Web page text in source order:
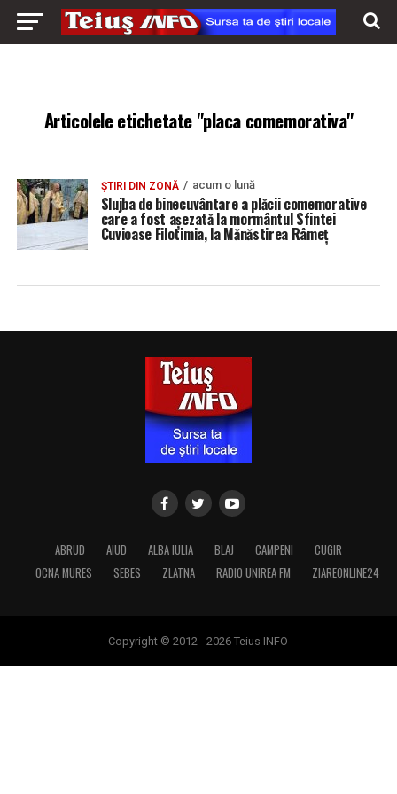
Articolele etichetate "placa comemorativa"
ȘTIRI DIN ZONĂ acum o lună
Slujba de binecuvântare a plăcii comemorative
care a fost așezată la mormântul Sfintei
Cuvioase Filotimia, la Mănăstirea Râmeț
ABRUD AIUD ALBA IULIA BLAJ CAMPENI
CUGIR
OCNA MURES
SEBES ZLATNA RADIO UNIREA FM ZIAREONLINE24
Copyright © 2012 - 2026 Teius INFO